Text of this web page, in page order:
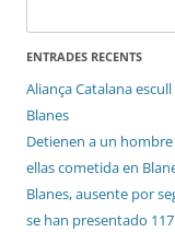
ENTRADES RECENTS
Aliança Catalana
Blanes
Detienen a un
ellas cometida en
Blanes, ausente por
se han presentado